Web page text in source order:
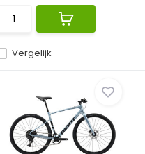
Vergelijk